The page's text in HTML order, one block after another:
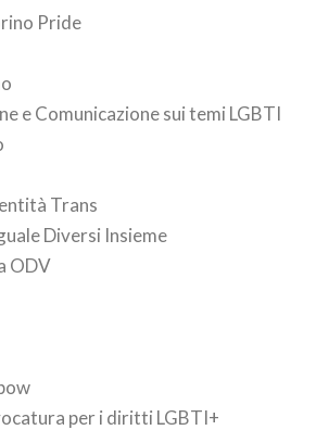
Pride
e Comunicazione sui temi LGBTI
Trans
Diversi Insieme
ODV
per i diritti LGBTI+